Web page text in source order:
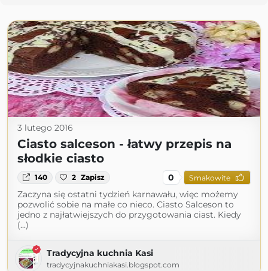
3 lutego 2016
Ciasto salceson - łatwy przepis na
słodkie ciasto
140 2 Zapisz 0 Smakowite
Zaczyna się ostatni tydzień karnawału, więc możemy
pozwolić sobie na małe co nieco. Ciasto Salceson to
jedno z najłatwiejszych do przygotowania ciast. Kiedy
(...)
Tradycyjna kuchnia Kasi
tradycyjnakuchniakasi.blogspot.com